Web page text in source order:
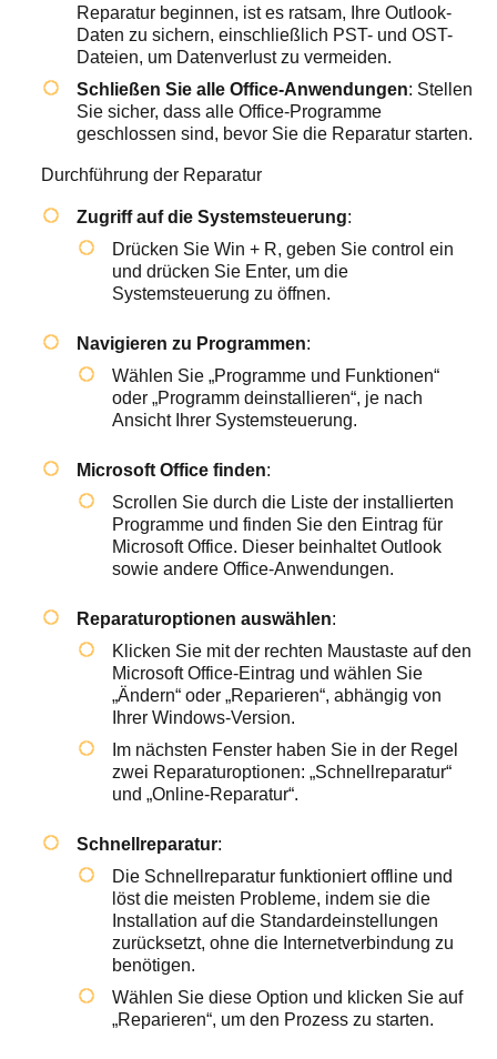
Reparatur beginnen, ist es ratsam, Ihre Outlook-
Daten zu sichern, einschließlich PST- und OST-
Dateien, um Datenverlust zu vermeiden.
Schließen Sie alle Office-Anwendungen: Stellen
Sie sicher, dass alle Office-Programme
geschlossen sind, bevor Sie die Reparatur starten.
Durchführung der Reparatur
Zugriff auf die Systemsteuerung:
Drücken Sie Win + R, geben Sie control ein
und drücken Sie Enter, um die
Systemsteuerung zu öffnen.
Navigieren zu Programmen:
Wählen Sie „Programme und Funktionen“
oder „Programm deinstallieren“, je nach
Ansicht Ihrer Systemsteuerung.
Microsoft Office finden:
Scrollen Sie durch die Liste der installierten
Programme und finden Sie den Eintrag für
Microsoft Office. Dieser beinhaltet Outlook
sowie andere Office-Anwendungen.
Reparaturoptionen auswählen:
Klicken Sie mit der rechten Maustaste auf den
Microsoft Office-Eintrag und wählen Sie
„Ändern“ oder „Reparieren“, abhängig von
Ihrer Windows-Version.
Im nächsten Fenster haben Sie in der Regel
zwei Reparaturoptionen: „Schnellreparatur“
und „Online-Reparatur“.
Schnellreparatur:
Die Schnellreparatur funktioniert offline und
löst die meisten Probleme, indem sie die
Installation auf die Standardeinstellungen
zurücksetzt, ohne die Internetverbindung zu
benötigen.
Wählen Sie diese Option und klicken Sie auf
„Reparieren“, um den Prozess zu starten.